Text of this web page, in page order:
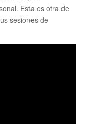
Esta es otra de
sesiones de